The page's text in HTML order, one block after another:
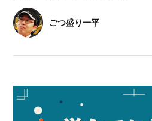
ごつ盛り一平